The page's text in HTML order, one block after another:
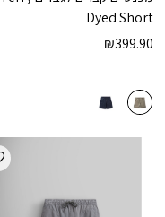
Dyed Short
₪399.90